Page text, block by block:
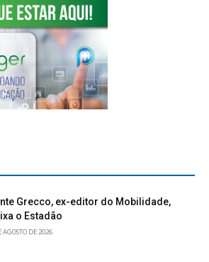
Grecco, ex-editor do Mobilidade,
o Estadão
AGOSTO DE 2026